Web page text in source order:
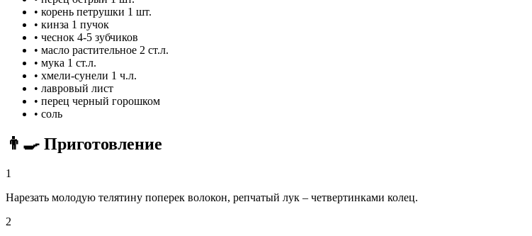
• корень петрушки 1 шт.
• кинза 1 пучок
• чеснок 4-5 зубчиков
• масло растительное 2 ст.л.
• мука 1 ст.л.
• хмели-сунели 1 ч.л.
• лавровый лист
• перец черный горошком
• соль
👨‍🍳 Приготовление
1
Нарезать молодую телятину поперек волокон, репчатый лук – четвертинками колец.
2